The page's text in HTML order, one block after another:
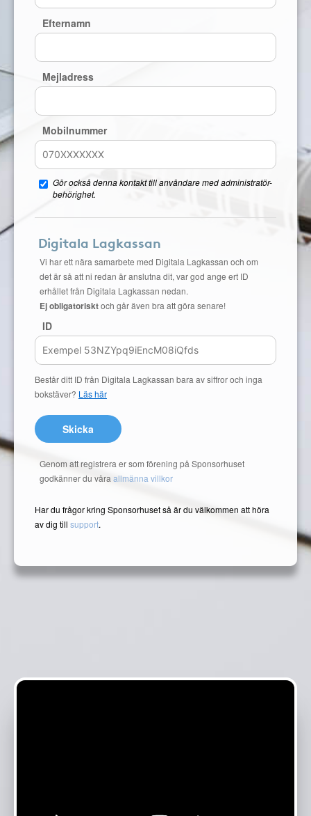
Efternamn
Mejladress
Mobilnummer
Gör också denna kontakt till användare med administratör-
behörighet.
Digitala Lagkassan
Vi har ett nära samarbete med Digitala Lagkassan och om
det är så att ni redan är anslutna dit, var god ange ert ID
erhållet från Digitala Lagkassan nedan.
Ej obligatorisktoch går även bra att göra senare!
ID
Består ditt ID från Digitala Lagkassan bara av siffror och inga
bokstäver? Läs här
Skicka
Genom att registrera er som förening på Sponsorhuset
godkänner du våra allmänna villkor
Har du frågor kring Sponsorhuset så är du välkommen att höra
av dig till support.